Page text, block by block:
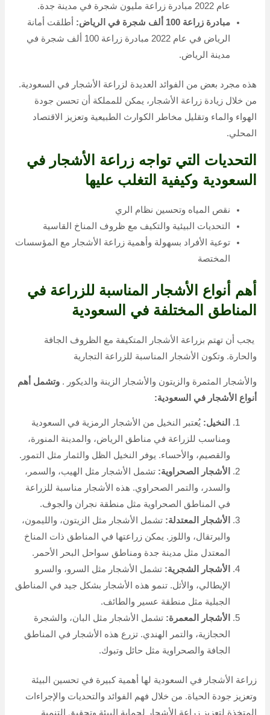
عام 2022 مبادرة زراعة مليون شجرة في مدينة جدة.
مبادرة زراعة 100 ألف شجرة في الرياض:
أطلقت أمانة
الرياض في عام 2022 مبادرة زراعة 100 ألف شجرة في
مدينة الرياض.
هذه مجرد بعض من الفوائد العديدة لزراعة الأشجار في السعودية.
من خلال زيادة زراعة الأشجار، يمكن للمملكة أن تحسن جودة
الهواء والماء وتقليل مخاطر الكوارث الطبيعية وتعزيز الاقتصاد
المحلي.
التحديات التي تواجه زراعة الأشجار في
السعودية وكيفية التغلب عليها
نقص المياه وتحسين نظام الري
التحديات البيئية والتكيف مع ظروف المناخ القاسية
توعية الأفراد بسهولة وأهمية زراعة الأشجار مع المؤسسات
المختصة
أهم أنواع الأشجار المناسبة للزراعة في
المناطق المختلفة في السعودية
يجب أن تهتم بزراعة الأشجار المتكيفة مع الظروف الجافة
والحارة. وتكون الأشجار المناسبة للزراعة التجارية
والأشجار المثمرة والزيتون والأشجار الزينة والديكور .وتشمل أهم
أنواع الأشجار في السعودية:
النخيل:يُعتبر النخيل من الأشجار الرمزية في السعودية
ومناسب للزراعة في مناطق الرياض، والمدينة المنورة،
والقصيم، والأحساء. يوفر النخيل الظل والثمار مثل التمور.
الأشجار الصحراوية:تشمل الأشجار مثل الهيب، والسمر،
والسدر، والتمر الصحراوي. هذه الأشجار مناسبة للزراعة
في المناطق الصحراوية مثل منطقة نجران والجوف.
الأشجار المعتدلة:تشمل الأشجار مثل الزيتون، والليمون،
والبرتقال، واللوز. يمكن زراعتها في المناطق ذات المناخ
المعتدل مثل مدينة جدة ومناطق سواحل البحر الأحمر.
الأشجار الشجرية:تشمل الأشجار مثل السرو، والسرو
الإيطالي، والأثل. تنمو هذه الأشجار بشكل جيد في المناطق
الجبلية مثل منطقة عسير والطائف.
الأشجار المعمرة:تشمل الأشجار مثل البان، والشجرة
الحجازية، والتمر الهندي. تزرع هذه الأشجار في المناطق
الجافة والصحراوية مثل حائل وتبوك.
زراعة الأشجار في السعودية لها أهمية كبيرة في تحسين البيئة
وتعزيز جودة الحياة. من خلال فهم الفوائد والتحديات والإجراءات
المتخذة لتعزيز زراعة الأشجار لحماية البيئة وتحقيق التنمية